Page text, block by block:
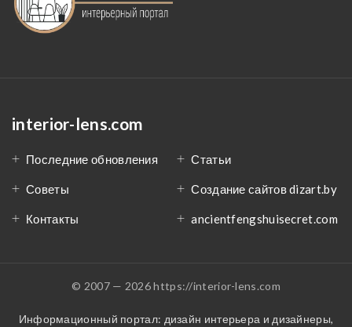
interior-lens.com
Последние обновления Статьи
Советы Создание сайтов dizart.by
Контакты ancientfengshuisecret.com
© 2007 — 2026 https://interior-lens.com
Информационный портал: дизайн интерьера и дизайнеры,